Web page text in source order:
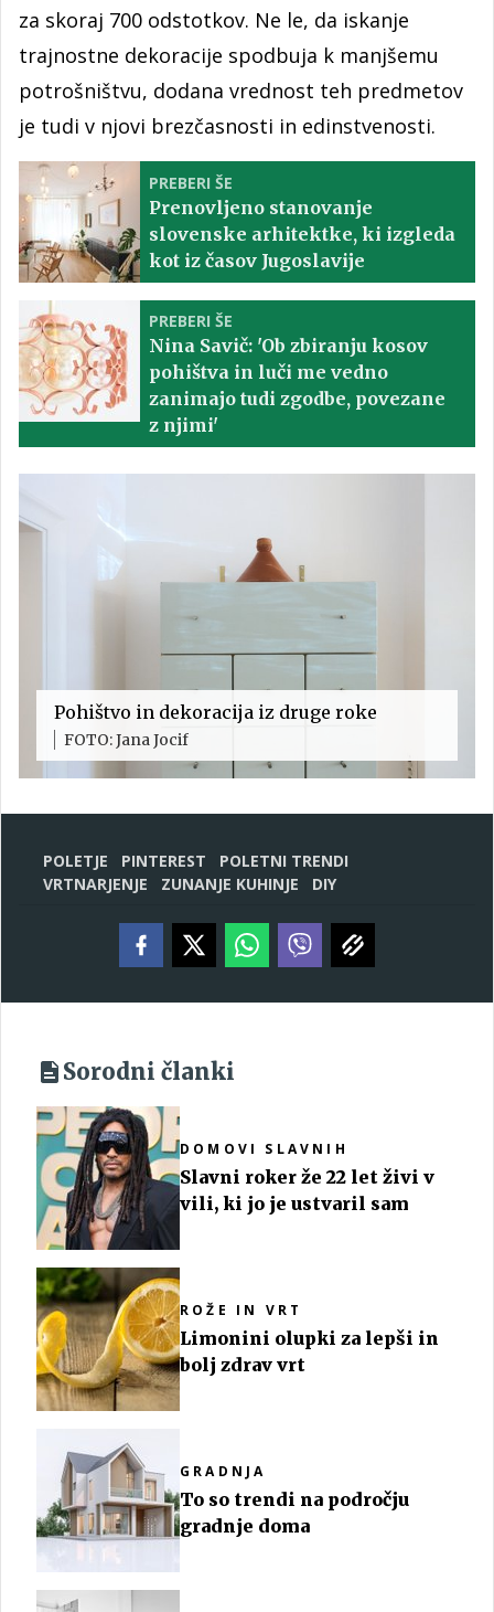
za skoraj 700 odstotkov. Ne le, da iskanje
trajnostne dekoracije spodbuja k manjšemu
potrošništvu, dodana vrednost teh predmetov
je tudi v njovi brezčasnosti in edinstvenosti.
PREBERI ŠE
Prenovljeno stanovanje
slovenske arhitektke, ki izgleda
kot iz časov Jugoslavije
PREBERI ŠE
Nina Savič: 'Ob zbiranju kosov
pohištva in luči me vedno
zanimajo tudi zgodbe, povezane
z njimi'
Pohištvo in dekoracija iz druge roke
FOTO: Jana Jocif
POLETJE PINTEREST
POLETNI TRENDI
VRTNARJENJE
ZUNANJE KUHINJE DIY
Sorodni članki
DOMOVI SLAVNIH
Slavni roker že 22 let živi v
vili, ki jo je ustvaril sam
ROŽE IN VRT
Limonini olupki za lepši in
bolj zdrav vrt
GRADNJA
To so trendi na področju
gradnje doma